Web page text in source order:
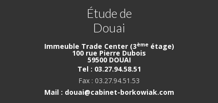
Étude de
Douai
Immeuble Trade Center (3èmeétage)
100 rue Pierre Dubois
59500 DOUAI
Tel : 03.27.94.58.51
Fax : 03.27.94.51.53
Mail : douai@cabinet-borkowiak.com